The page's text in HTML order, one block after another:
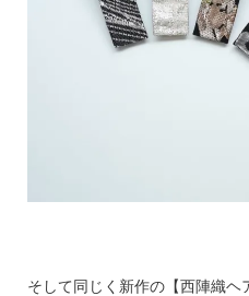
そして同じく新作の【西陣織ヘ